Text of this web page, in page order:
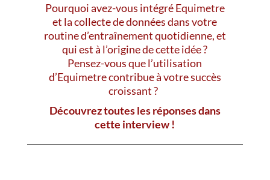
Pourquoi avez-vous intégré Equimetre
et la collecte de données dans votre
routine d’entraînement quotidienne, et
qui est à l’origine de cette idée ?
Pensez-vous que l’utilisation
d’Equimetre contribue à votre succès
croissant ?
Découvrez toutes les réponses dans
cette interview !